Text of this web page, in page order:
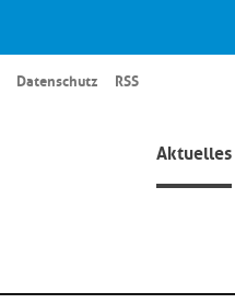
Aktuelles
Datenschutz RSS